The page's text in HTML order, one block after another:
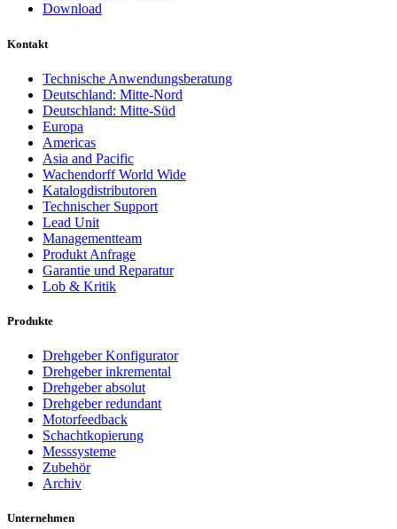
Download
Kontakt
Technische Anwendungsberatung
Deutschland: Mitte-Nord
Deutschland: Mitte-Süd
Europa
Americas
Asia and Pacific
Wachendorff World Wide
Katalogdistributoren
Technischer Support
Lead Unit
Managementteam
Produkt Anfrage
Garantie und Reparatur
Lob & Kritik
Produkte
Drehgeber Konfigurator
Drehgeber inkremental
Drehgeber absolut
Drehgeber redundant
Motorfeedback
Schachtkopierung
Messsysteme
Zubehör
Archiv
Unternehmen